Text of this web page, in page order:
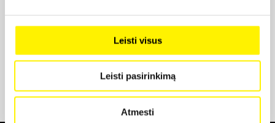
Leisti visus
Leisti pasirinkimą
Atmesti